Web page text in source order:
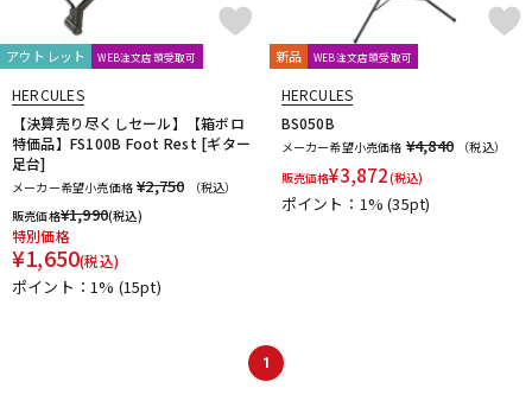
その他楽器
アンプ
DTM
DTM オンライン納品
アウトレット WEB注文店頭受取可
HERCULES
【決算売り尽くしセール】【箱ボロ
特価品】FS100B Foot Rest [ギター
足台]
メーカー希望小売価格 ¥2,750
（税込）
販売価格¥1,990(税込)
特別価格
¥1,650(税込)
ポイント：1% (15pt)
新品 WEB注文店頭受取可
HERCULES
BS050B
メーカー希望小売価格 ¥4,840
（税込）
販売価格¥3,872(税込)
ポイント：1%(35pt)
1